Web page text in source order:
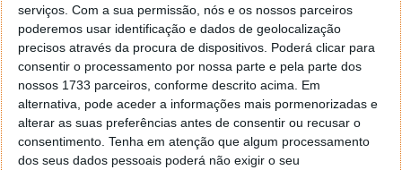
serviços. Com a sua permissão, nós e os nossos parceiros
poderemos usar identificação e dados de geolocalização
precisos através da procura de dispositivos. Poderá clicar para
consentir o processamento por nossa parte e pela parte dos
nossos 1733 parceiros, conforme descrito acima. Em
alternativa, pode aceder a informações mais pormenorizadas e
alterar as suas preferências antes de consentir ou recusar o
consentimento. Tenha em atenção que algum processamento
dos seus dados pessoais poderá não exigir o seu
Este artigo tem mais de um ano
Acompanhe o Pplware no Google Notícias